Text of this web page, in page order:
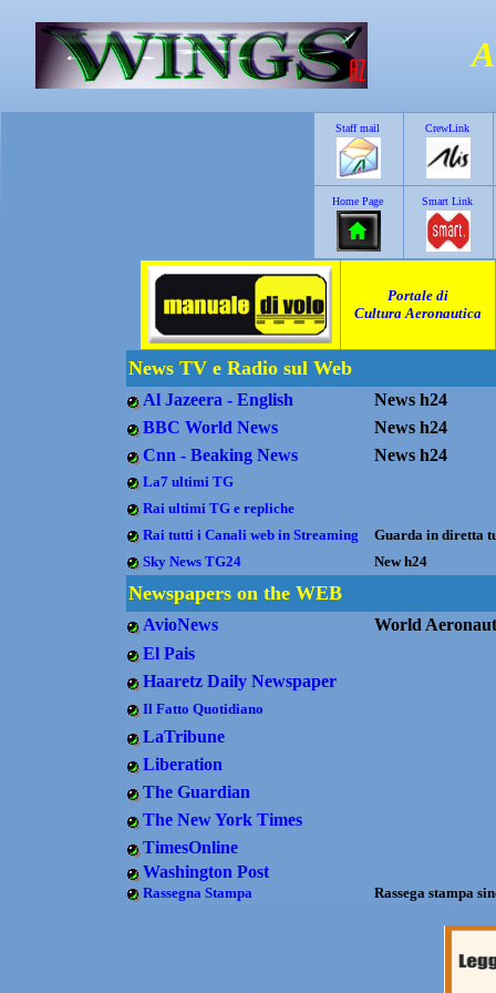
Staff mail CrewLink
Home Page Smart Link
Portale di
Cultura Aeronautica
News TV e Radio sul Web
Al Jazeera - English
News h24
BBC World News
News h24
Cnn - Beaking News
News h24
La7 ultimi TG
Rai ultimi TG e repliche
Rai tutti i Canali web in Streaming
Guarda in diretta
Sky News TG24
New h24
Newspapers on the WEB
AvioNews
World
El Pais
Haaretz Daily Newspaper
Il Fatto Quotidiano
LaTribune
Liberation
The Guardian
The New York Times
TimesOnline
Washington Post
Rassegna Stampa Rassega stampa